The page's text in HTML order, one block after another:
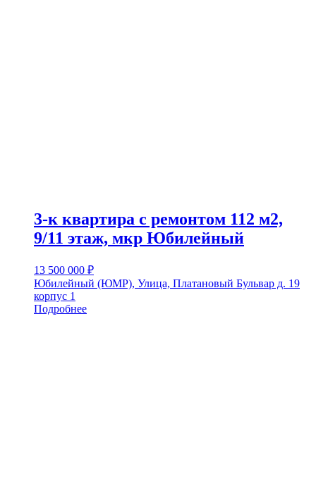
3-к квартира с ремонтом 112 м2,
9/11 этаж, мкр Юбилейный
13 500 000 ₽
Юбилейный (ЮМР), Улица, Платановый Бульвар д. 19
корпус 1
Подробнее